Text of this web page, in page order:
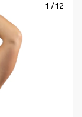
1 /12